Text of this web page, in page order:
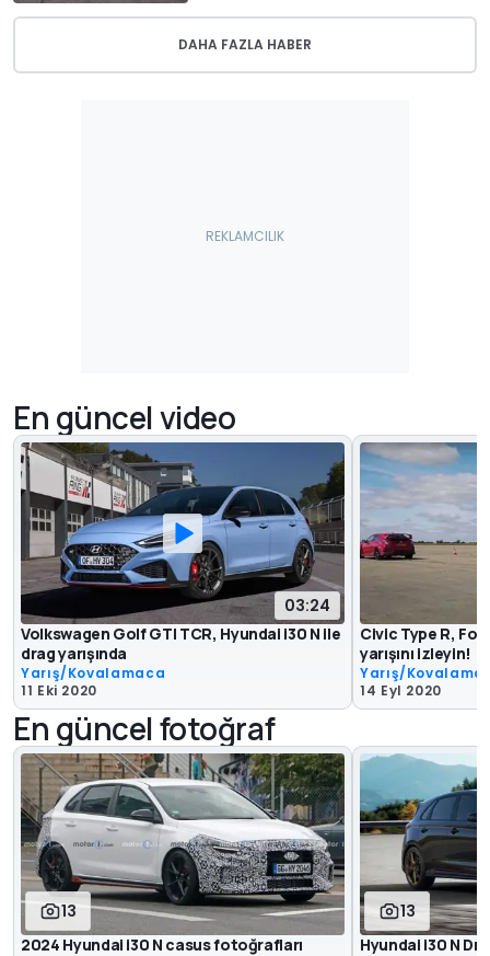
DAHA FAZLA HABER
En güncel video
03:24
Volkswagen Golf GTI TCR, Hyundai i30 N ile
drag yarışında
Yarış/Kovalamaca
11 Eki 2020
Civic Type R,
yarışını izleyin!
Yarış/
14 Eyl 2020
En güncel fotoğraf
13
2024 Hyundai i30 N casus fotoğrafları
13
Hyundai i30 N